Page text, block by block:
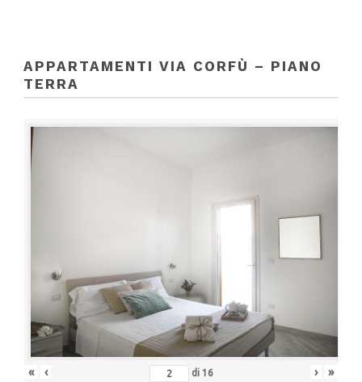
APPARTAMENTI VIA CORFÙ – PIANO
TERRA
« ‹ di 16 › »